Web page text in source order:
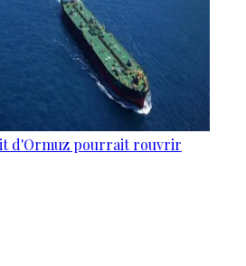
d'Ormuz pourrait rouvrir